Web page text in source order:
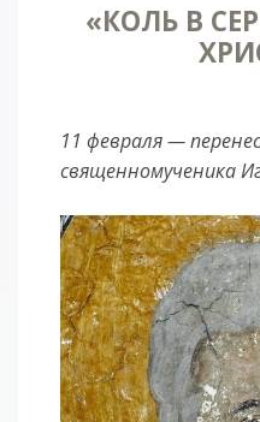
«КОЛЬ В
11 февраля —
священномученика